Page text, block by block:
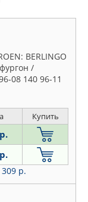
BERLINGO
/
08 140 96-11
Купить
309 р.